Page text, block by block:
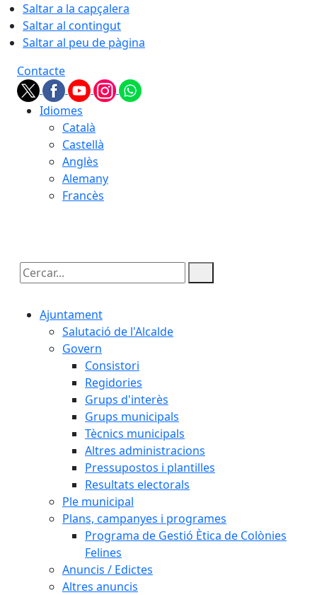
Saltar a la capçalera
Saltar al contingut
Saltar al peu de pàgina
Contacte
Idiomes
Català
Castellà
Anglès
Alemany
Francès
Cercar:
Ajuntament
Salutació de l'Alcalde
Govern
Consistori
Regidories
Grups d'interès
Grups municipals
Tècnics municipals
Altres administracions
Pressupostos i plantilles
Resultats electorals
Ple municipal
Plans, campanyes i programes
Programa de Gestió Ètica de Colònies
Felines
Anuncis / Edictes
Altres anuncis